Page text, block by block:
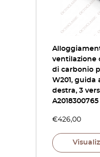
ventilazione
di carbonio
W201, guida
destra, 3
A2018300765
€426,00